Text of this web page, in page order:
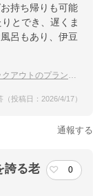
持ち帰りも可能
とでき、遅くま
呂もあり、伊豆
月女子4名1室で泊まれる宿は？
投稿日：2026/4/17）
通報する
誇る老
0